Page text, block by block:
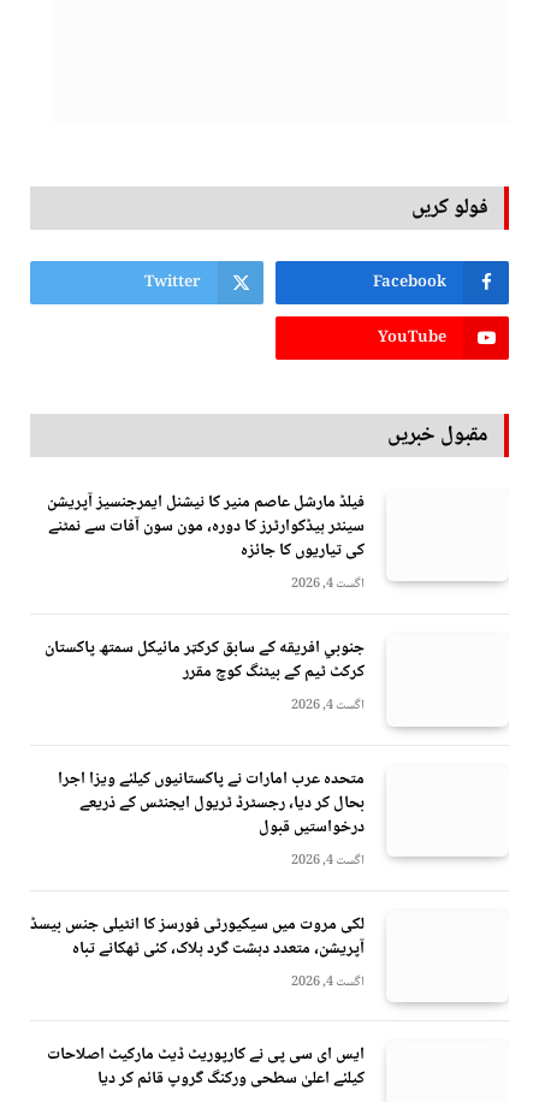
فولو کریں
Facebook
Twitter
YouTube
مقبول خبریں
فیلڈ مارشل عاصم منیر کا نیشنل ایمرجنسیز آپریشن
سینٹر ہیڈکوارٹرز کا دورہ، مون سون آفات سے نمٹنے
کی تیاریوں کا جائزہ
اگست 4, 2026
جنوبي افريقه کے سابق کرکټر مائیکل سمتھ پاکستان
کرکٹ ٹیم کے بیٹنگ کوچ مقرر
اگست 4, 2026
متحدہ عرب امارات نے پاکستانیوں کیلئے ویزا اجرا
بحال کر دیا، رجسٹرڈ ٹریول ایجنٹس کے ذریعے
درخواستیں قبول
اگست 4, 2026
لکی مروت میں سیکیورٹی فورسز کا انٹیلی جنس بیسڈ
آپریشن، متعدد دہشت گرد ہلاک، کئی ٹھکانے تباہ
اگست 4, 2026
ایس ای سی پی نے کارپوریٹ ڈیٹ مارکیٹ اصلاحات
کیلئے اعلیٰ سطحی ورکنگ گروپ قائم کر دیا